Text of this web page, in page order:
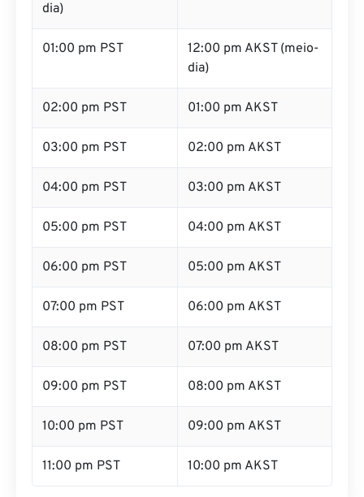
dia)
01:00 pm PST
12:00 pm AKST (meio-
dia)
02:00 pm PST 01:00 pm AKST
03:00 pm PST 02:00 pm AKST
04:00 pm PST 03:00 pm AKST
05:00 pm PST 04:00 pm AKST
06:00 pm PST 05:00 pm AKST
07:00 pm PST 06:00 pm AKST
08:00 pm PST 07:00 pm AKST
09:00 pm PST 08:00 pm AKST
10:00 pm PST 09:00 pm AKST
11:00 pm PST 10:00 pm AKST